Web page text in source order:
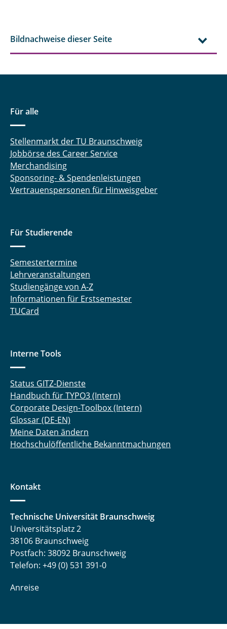
Bildnachweise dieser Seite
Für alle
Stellenmarkt der TU Braunschweig
Jobbörse des Career Service
Merchandising
Sponsoring- & Spendenleistungen
Vertrauenspersonen für Hinweisgeber
Für Studierende
Semestertermine
Lehrveranstaltungen
Studiengänge von A-Z
Informationen für Erstsemester
TUCard
Interne Tools
Status GITZ-Dienste
Handbuch für TYPO3 (Intern)
Corporate Design-Toolbox (Intern)
Glossar (DE-EN)
Meine Daten ändern
Hochschulöffentliche Bekanntmachungen
Kontakt
Technische Universität Braunschweig
Universitätsplatz 2
38106 Braunschweig
Postfach: 38092 Braunschweig
Telefon: +49 (0) 531 391-0
Anreise